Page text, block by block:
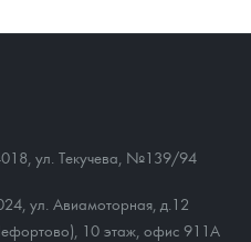
ул. Текучева, №139/94
ул. Авиамоторная, д.12
10 этаж, офис 911А